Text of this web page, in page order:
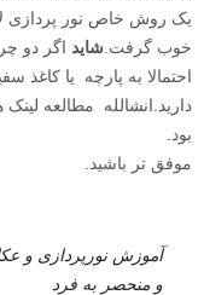
یک روش خاص نور پردازی
خوب گرفت. شاید اگر دو
احتمالا به پارچه یا کاغذ
دارید.انشالله مطالعه
بود.
موفق تر باشید.
و منحصر به فرد